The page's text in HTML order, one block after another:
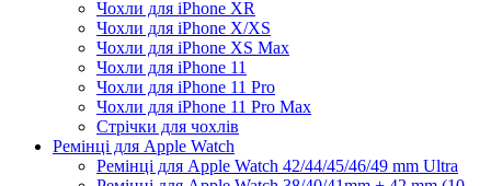
Чохли для iPhone XR
Чохли для iPhone X/XS
Чохли для iPhone XS Max
Чохли для iPhone 11
Чохли для iPhone 11 Pro
Чохли для iPhone 11 Pro Max
Стрічки для чохлів
Ремінці для Apple Watch
Ремінці для Apple Watch 42/44/45/46/49 mm Ultra